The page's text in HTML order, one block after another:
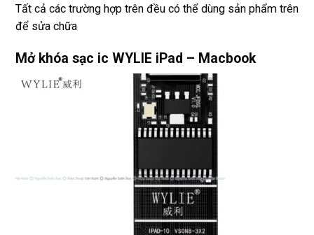
Tất cả các trường hợp trên đều có thể dùng sản phẩm trên
để sửa chữa
Mở khóa sạc ic WYLIE iPad – Macbook